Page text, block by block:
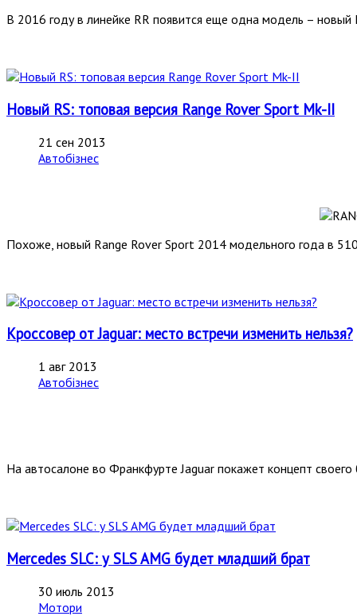
В 2016 году в линейке RR появится еще одна модель –
Новый RS: топовая версия Range Rover Sport Mk-II
21 сен 2013
Автобізнес
Похоже, новый Range Rover Sport 2014 модельного года в
Кроссовер от Jaguar: место встречи изменить нельзя?
1 авг 2013
Автобізнес
На автосалоне во Франкфурте Jaguar покажет концепт своего
Mercedes SLC: у SLS AMG будет младший брат
30 июль 2013
Мотори